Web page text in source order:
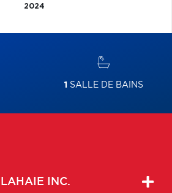
2024
1 SALLE DE BAINS
LAHAIE INC.